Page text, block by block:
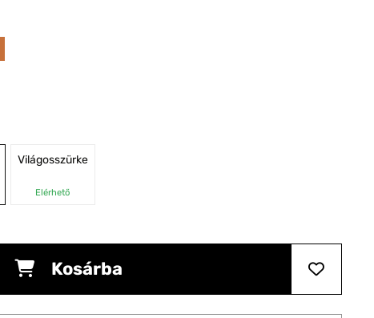
Világosszürke
Elérhető
Kosárba